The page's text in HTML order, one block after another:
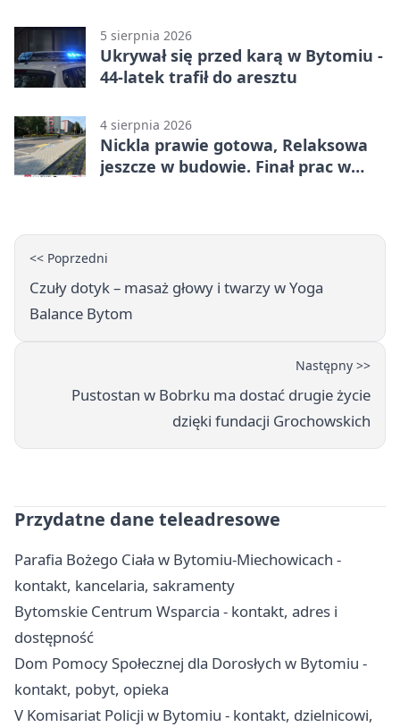
5 sierpnia 2026
Ukrywał się przed karą w Bytomiu -
44-latek trafił do aresztu
4 sierpnia 2026
Nickla prawie gotowa, Relaksowa
jeszcze w budowie. Finał prac w
<< Poprzedni
Czuły dotyk – masaż głowy i twarzy w Yoga
Balance Bytom
Następny >>
Pustostan w Bobrku ma dostać drugie życie
dzięki fundacji Grochowskich
Przydatne dane teleadresowe
Parafia Bożego Ciała w Bytomiu-Miechowicach -
kontakt, kancelaria, sakramenty
Bytomskie Centrum Wsparcia - kontakt, adres i
dostępność
Dom Pomocy Społecznej dla Dorosłych w Bytomiu -
kontakt, pobyt, opieka
V Komisariat Policji w Bytomiu - kontakt, dzielnicowi,